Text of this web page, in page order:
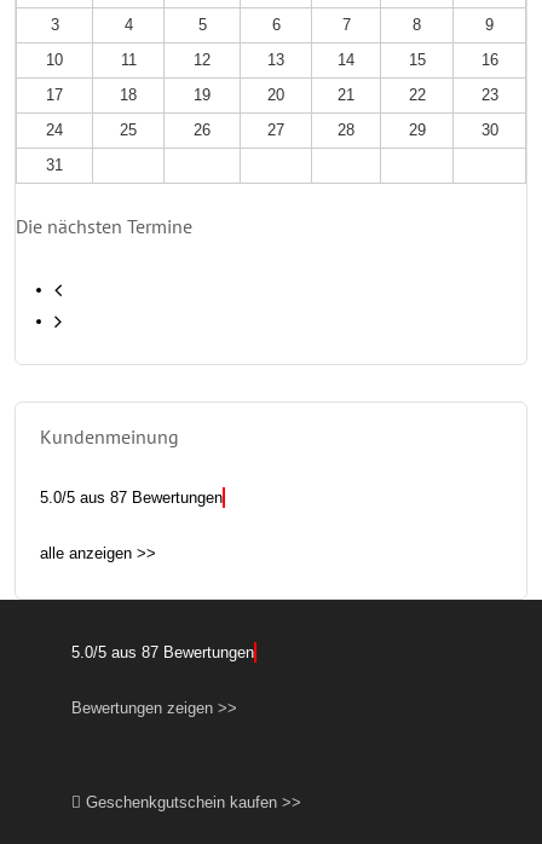
3
4 5 6 7 8
9
10
11 12 13 14 15
16
17
18 19 20 21 22
23
24
25 26 27 28 29
30
31
Die nächsten Termine
Kundenmeinung
5.0/5 aus 87 Bewertungen
alle anzeigen >>
5.0/5 aus 87Bewertungen
Bewertungen zeigen >>
Geschenkgutschein kaufen >>